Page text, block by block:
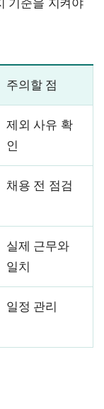
기준을 지켜야
주의할 점
제외 사유 확
인
채용 전 점검
실제 근무와
일치
일정 관리